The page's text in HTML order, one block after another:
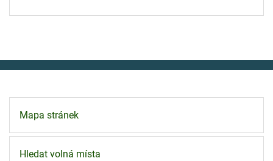
Mapa stránek
Hledat volná místa